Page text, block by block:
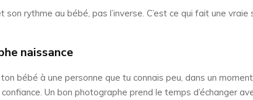
rythme au bébé, pas l’inverse. C’est ce qui fait une
naissance
bébé à une personne que tu connais peu, dans un
Un bon photographe prend le temps d’échanger